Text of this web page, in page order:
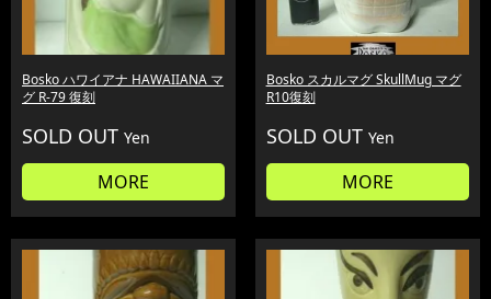
Bosko ハワイアナ HAWAIIANA マ
グ R-79 復刻
SOLD OUT Yen
MORE
Bosko スカルマグ SkullMug マグ
R10復刻
SOLD OUT Yen
MORE